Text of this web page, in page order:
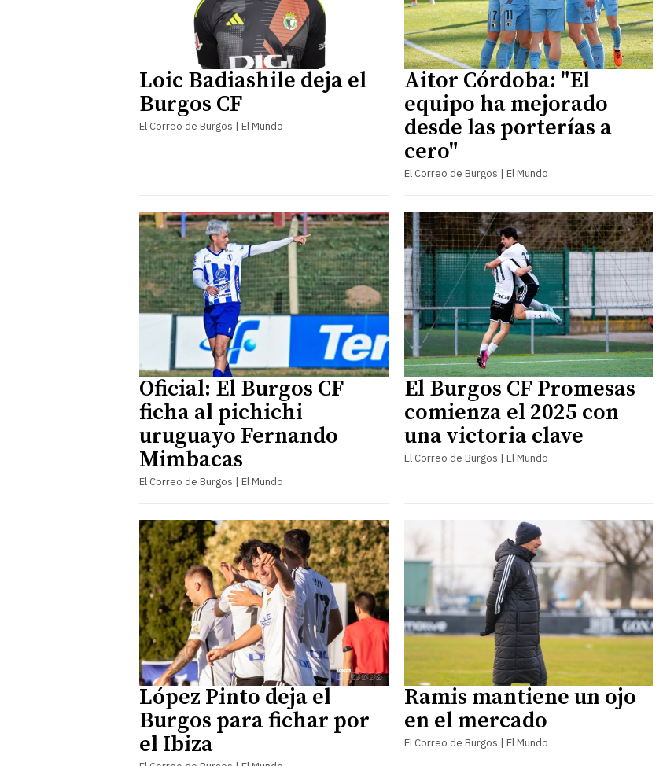
Loic Badiashile deja el
Burgos CF
El Correo de Burgos | El Mundo
Aitor Córdoba: "El
equipo ha mejorado
desde las porterías a
cero"
El Correo de Burgos | El Mundo
Oficial: El Burgos CF
ficha al pichichi
uruguayo Fernando
Mimbacas
El Correo de Burgos | El Mundo
El Burgos CF Promesas
comienza el 2025 con
una victoria clave
El Correo de Burgos | El Mundo
López Pinto deja el
Burgos para fichar por
el Ibiza
Ramis mantiene un ojo
en el mercado
El Correo de Burgos | El Mundo